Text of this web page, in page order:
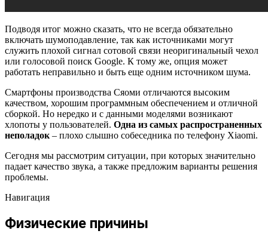
Подводя итог можно сказать, что не всегда обязательно
включать шумоподавление, так как источниками могут
служить плохой сигнал сотовой связи неоригинальный чехол
или голосовой поиск Google. К тому же, опция может
работать неправильно и быть еще одним источником шума.
Смартфоны производства Сяоми отличаются высоким
качеством, хорошим программным обеспечением и отличной
сборкой. Но нередко и с данными моделями возникают
хлопоты у пользователей. Одна из самых распространенных
неполадок– плохо слышно собеседника по телефону Xiaomi.
Сегодня мы рассмотрим ситуации, при которых значительно
падает качество звука, а также предложим варианты решения
проблемы.
Навигация
Физические причины